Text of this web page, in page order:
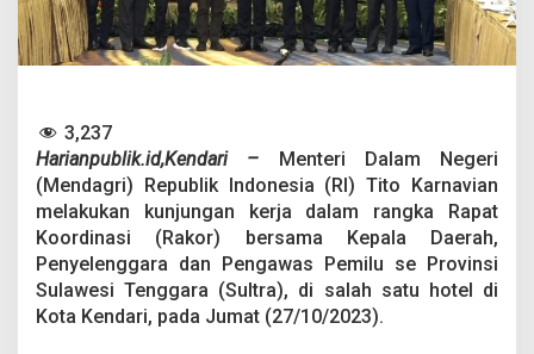
r
i
,
b
e
r
n
u
S
e
3,237
Harianpublik.id,Kendari –
Menteri Dalam Negeri
(Mendagri) Republik Indonesia (RI) Tito Karnavian
melakukan kunjungan kerja dalam rangka Rapat
Koordinasi (Rakor) bersama Kepala Daerah,
Penyelenggara dan Pengawas Pemilu se Provinsi
Sulawesi Tenggara (Sultra), di salah satu hotel di
Kota Kendari, pada Jumat (27/10/2023).